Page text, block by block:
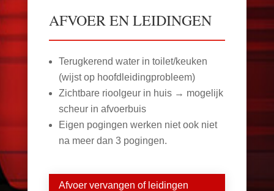
AFVOER EN LEIDINGEN
Terugkerend water in toilet/keuken
(wijst op hoofdleidingprobleem)
Zichtbare rioolgeur in huis → mogelijk
scheur in afvoerbuis
Eigen pogingen werken niet ook niet
na meer dan 3 pogingen.
Afvoer vervangen of leidingen